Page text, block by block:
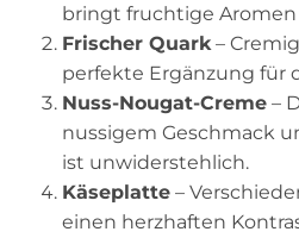
bringt fruchtige Aromen
Frischer Quark –
perfekte Ergänzung für
Nuss-Nougat-Creme –
nussigem Geschmack
ist unwiderstehlich.
Käseplatte –
einen herzhaften